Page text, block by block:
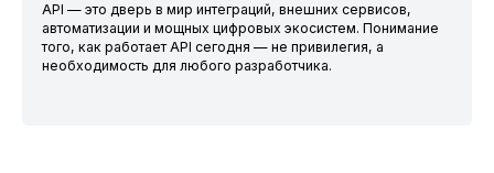
API — это дверь в мир интеграций, внешних сервисов,
автоматизации и мощных цифровых экосистем. Понимание
того, как работает API сегодня — не привилегия, а
необходимость для любого разработчика.